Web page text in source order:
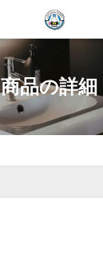
商品の詳細